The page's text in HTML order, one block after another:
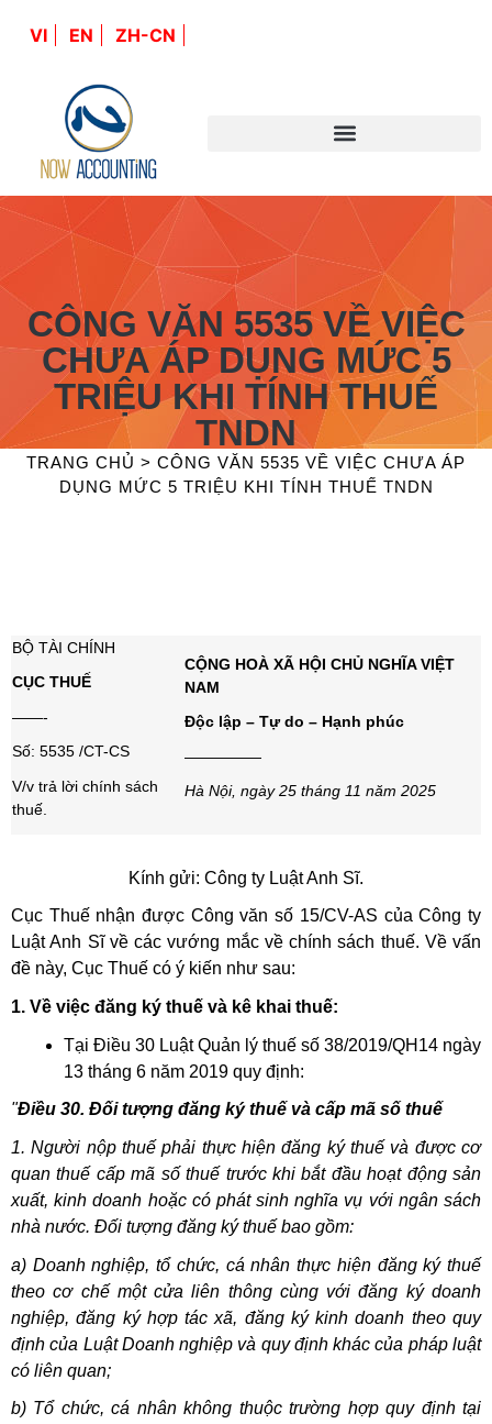
VI EN ZH-CN
CÔNG VĂN 5535 VỀ VIỆC
CHƯA ÁP DỤNG MỨC 5
TRIỆU KHI TÍNH THUẾ
TNDN
TRANG CHỦ > CÔNG VĂN 5535 VỀ VIỆC CHƯA ÁP
DỤNG MỨC 5 TRIỆU KHI TÍNH THUẾ TNDN
BỘ TÀI CHÍNH
CỤC THUẾ
——-
Số: 5535 /CT-CS
V/v trả lời chính sách
thuế.
CỘNG HOÀ XÃ HỘI CHỦ NGHĨA VIỆT
NAM
Độc lập – Tự do – Hạnh phúc
—————
Hà Nội, ngày 25 tháng 11 năm 2025
Kính gửi: Công ty Luật Anh Sĩ.
Cục Thuế nhận được Công văn số 15/CV-AS của Công ty
Luật Anh Sĩ về các vướng mắc về chính sách thuế. Về vấn
đề này, Cục Thuế có ý kiến như sau:
1. Về việc đăng ký thuế và kê khai thuế:
Tại Điều 30 Luật Quản lý thuế số 38/2019/QH14 ngày
13 tháng 6 năm 2019 quy định:
"Điều 30. Đối tượng đăng ký thuế và cấp mã số thuế
1. Người nộp thuế phải thực hiện đăng ký thuế và được cơ
quan thuế cấp mã số thuế trước khi bắt đầu hoạt động sản
xuất, kinh doanh hoặc có phát sinh nghĩa vụ với ngân sách
nhà nước. Đối tượng đăng ký thuế bao gồm:
a) Doanh nghiệp, tổ chức, cá nhân thực hiện đăng ký thuế
theo cơ chế một cửa liên thông cùng với đăng ký doanh
nghiệp, đăng ký hợp tác xã, đăng ký kinh doanh theo quy
định của Luật Doanh nghiệp và quy định khác của pháp luật
có liên quan;
b) Tổ chức, cá nhân không thuộc trường hợp quy định tại